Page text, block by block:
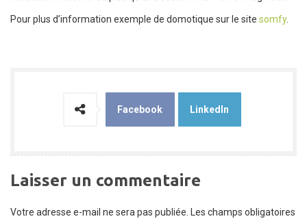
Pour plus d’information exemple de domotique sur le site somfy.
Facebook LinkedIn
Laisser un commentaire
Votre adresse e-mail ne sera pas publiée.
Les champs obligatoires